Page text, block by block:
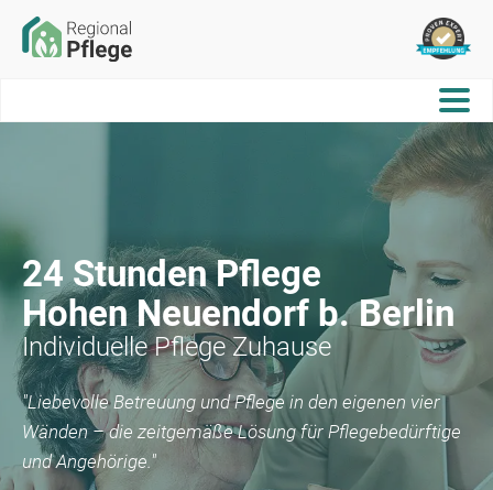
24 Stunden Pflege
Hohen Neuendorf b. Berlin
Individuelle Pflege Zuhause
"Liebevolle Betreuung und Pflege in den eigenen vier
Wänden – die zeitgemäße Lösung für Pflegebedürftige
und Angehörige."